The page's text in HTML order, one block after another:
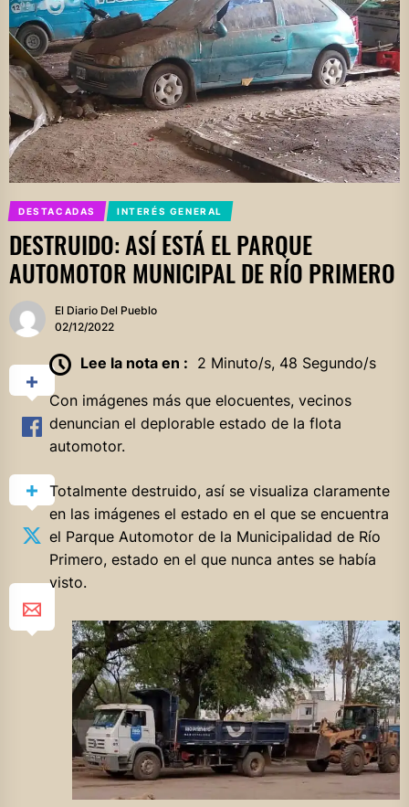
DESTACADAS INTERÉS GENERAL
DESTRUIDO: ASÍ ESTÁ EL PARQUE
AUTOMOTOR MUNICIPAL DE RÍO PRIMERO
El Diario Del Pueblo
02/12/2022
Lee la nota en : 2 Minuto/s, 48 Segundo/s
Con imágenes más que elocuentes, vecinos
denuncian el deplorable estado de la flota
automotor.
Totalmente destruido, así se visualiza claramente
en las imágenes el estado en el que se encuentra
el Parque Automotor de la Municipalidad de Río
Primero, estado en el que nunca antes se había
visto.